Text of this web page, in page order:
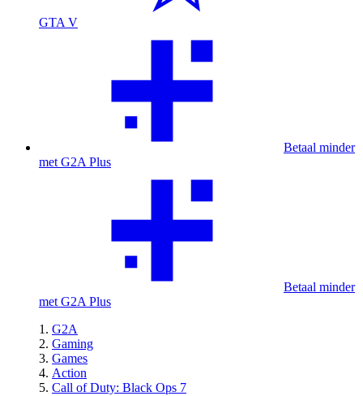
GTA V
Betaal minder
met G2A Plus
Betaal minder
met G2A Plus
G2A
Gaming
Games
Action
Call of Duty: Black Ops 7